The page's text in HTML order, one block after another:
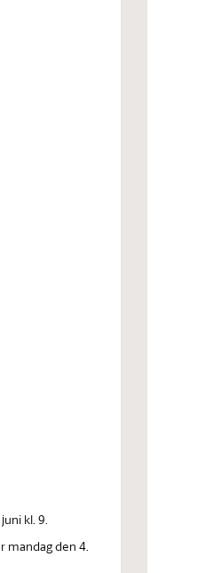
kl. 9.
mandag den 4.